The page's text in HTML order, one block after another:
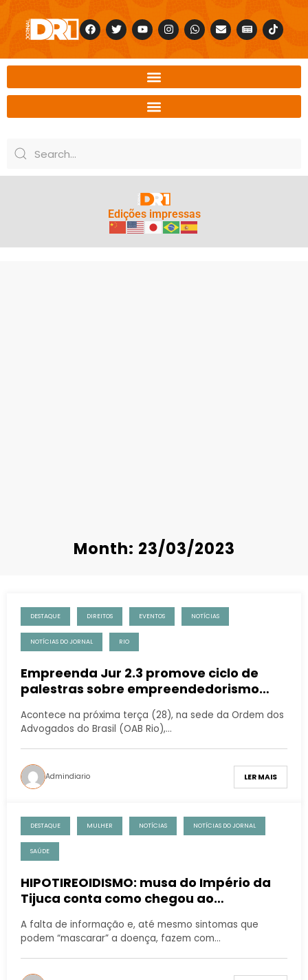
Edições impressas
Month: 23/03/2023
DESTAQUE DIREITOS EVENTOS NOTÍCIAS
NOTÍCIAS DO JORNAL RIO
Empreenda Jur 2.3 promove ciclo de
palestras sobre empreendedorismo
para advogados na OAB Rio
Acontece na próxima terça (28), na sede da Ordem dos
Advogados do Brasil (OAB Rio),…
Admindiario LER MAIS
DESTAQUE MULHER NOTÍCIAS NOTÍCIAS DO JORNAL
SAÚDE
HIPOTIREOIDISMO: musa do Império da
Tijuca conta como chegou ao
podem retardar o tratamento’
A falta de informação e, até mesmo sintomas que
podem “mascarar” a doença, fazem com…